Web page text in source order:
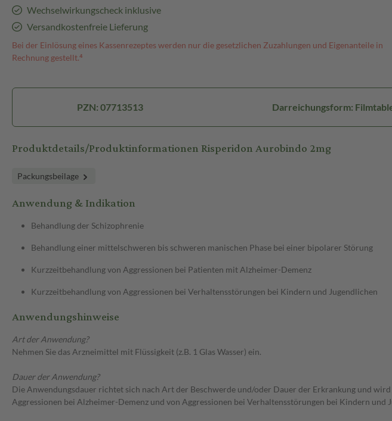
Wechselwirkungscheck inklusive
Versandkostenfreie Lieferung
Bei der Einlösung eines Kassenrezeptes werden nur die gesetzlichen Zuzahlungen und Eigenanteile in
Rechnung gestellt.⁴
PZN: 07713513 Darreichungsform:
Produktdetails/Produktinformationen Risperidon Aurobindo 2mg
Packungsbeilage
Anwendung & Indikation
Behandlung der Schizophrenie
Behandlung einer mittelschweren bis schweren manischen Phase bei einer bipolarer Störung
Kurzzeitbehandlung von Aggressionen bei Patienten mit Alzheimer-Demenz
Kurzzeitbehandlung von Aggressionen bei Verhaltensstörungen bei Kindern und Jugendlichen
Anwendungshinweise
Art der Anwendung?
Nehmen Sie das Arzneimittel mit Flüssigkeit (z.B. 1 Glas Wasser) ein.
Dauer der Anwendung?
Die Anwendungsdauer richtet sich nach Art der Beschwerde und/oder Dauer der Erkrankung und
Aggressionen bei Alzheimer-Demenz und von Aggressionen bei Verhaltensstörungen bei Kindern und